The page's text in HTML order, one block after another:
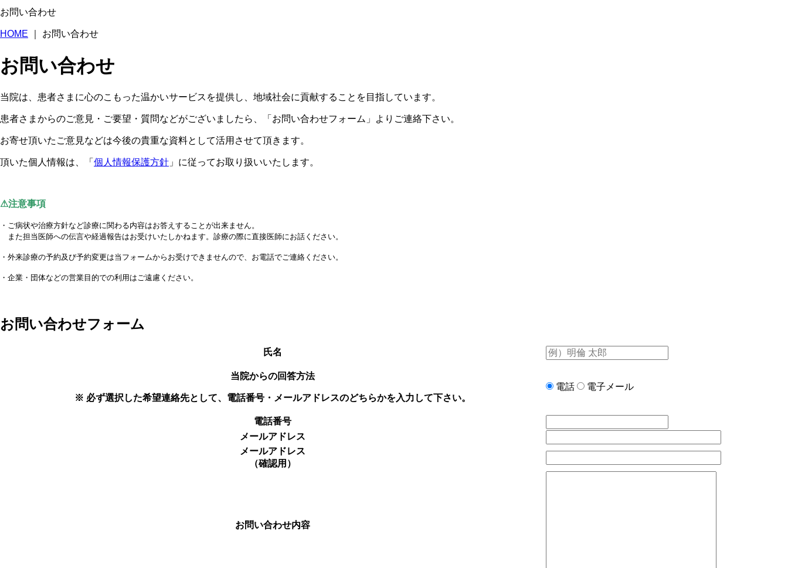
お問い合わせ
HOME お問い合わせ
お問い合わせ
当院は、患者さまに心のこもった温かいサービスを提供し、地域社会に貢献することを目指しています。
患者さまからのご意見・ご要望・質問などがございましたら、「お問い合わせフォーム」よりご連絡下さい。
お寄せ頂いたご意見などは今後の貴重な資料として活用させて頂きます。
頂いた個人情報は、「 個人情報保護方針 」に従ってお取り扱いいたします。
⚠注意事項
・ご病状や治療方針など診療に関わる内容はお答えすることが出来ません。
また担当医師への伝言や経過報告はお受けいたしかねます。診療の際に直接医師にお話ください。
・外来診療の予約及び予約変更は当フォームからお受けできませんので、お電話でご連絡ください。
・企業・団体などの営業目的での利用はご遠慮ください。
お問い合わせフォーム
氏名
当院からの回答方法
※ 必ず選択した希望連絡先として、電話番号・メールアドレスのどちらかを入力して下さい。
電話 電子メール
電話番号
メールアドレス
メールアドレス
（確認用）
お問い合わせ内容